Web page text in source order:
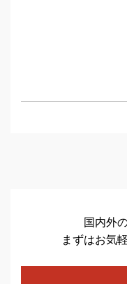
国内外
まずはお気